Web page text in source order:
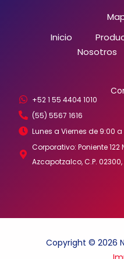
Inicio
Nosotros
+52 1 55 4404 1010
(55) 5567 1616
Lunes a Viernes de 9:00
Corporativo: Poniente 122
Azcapotzalco, C.P. 02300,
Copyright © 2026